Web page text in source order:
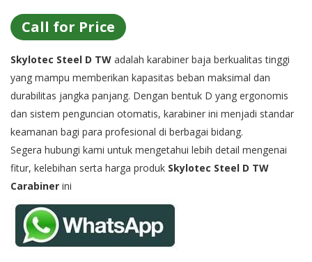
Call for Price
Skylotec Steel D TW adalah karabiner baja berkualitas tinggi
yang mampu memberikan kapasitas beban maksimal dan
durabilitas jangka panjang. Dengan bentuk D yang ergonomis
dan sistem penguncian otomatis, karabiner ini menjadi standar
keamanan bagi para profesional di berbagai bidang.
Segera hubungi kami untuk mengetahui lebih detail mengenai
fitur, kelebihan serta harga produk Skylotec Steel D TW
Carabiner ini